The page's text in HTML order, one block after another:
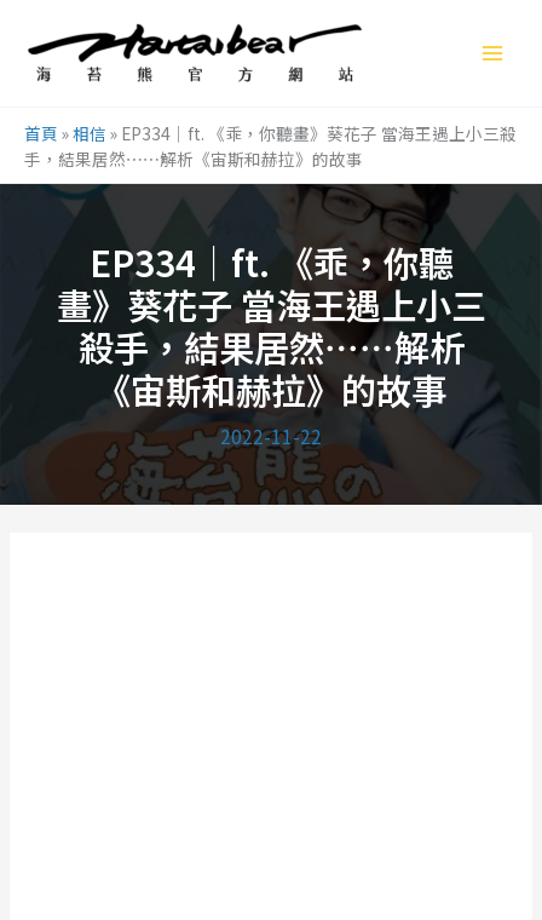
容
首頁 »相信 » EP334｜ft. 《乖，你聽畫》葵花子 當海王遇上小三殺
手，結果居然⋯⋯解析《宙斯和赫拉》的故事
EP334｜ft. 《乖，你聽
畫》葵花子 當海王遇上小三
殺手，結果居然⋯⋯解析
《宙斯和赫拉》的故事
2022-11-22